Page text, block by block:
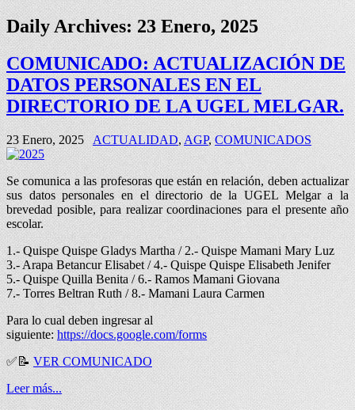
Daily Archives:23 Enero, 2025
COMUNICADO: ACTUALIZACIÓN DE
DATOS PERSONALES EN EL
DIRECTORIO DE LA UGEL MELGAR.
23 Enero, 2025 ACTUALIDAD,AGP,COMUNICADOS
Se comunica a las profesoras que están en relación, deben actualizar
sus datos personales en el directorio de la UGEL Melgar a la
brevedad posible, para realizar coordinaciones para el presente año
escolar.
1.- Quispe Quispe Gladys Martha / 2.- Quispe Mamani Mary Luz
3.- Arapa Betancur Elisabet / 4.- Quispe Quispe Elisabeth Jenifer
5.- Quispe Quilla Benita / 6.- Ramos Mamani Giovana
7.- Torres Beltran Ruth / 8.- Mamani Laura Carmen
Para lo cual deben ingresar al
siguiente:https://docs.google.com/forms
✅📝VER COMUNICADO
Leer más...